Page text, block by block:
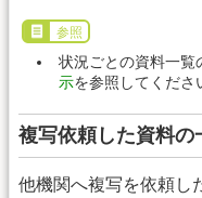
参照
状況ごとの資料一覧
示を参照してくださ
複写依頼した資料の
他機関へ複写を依頼し